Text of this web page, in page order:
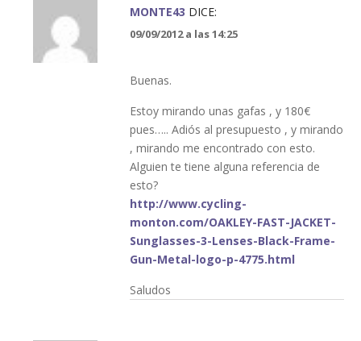
MONTE43 DICE:
09/09/2012 a las 14:25
Buenas.
Estoy mirando unas gafas , y 180€
pues….. Adiós al presupuesto , y mirando
, mirando me encontrado con esto.
Alguien te tiene alguna referencia de
esto?
http://www.cycling-
monton.com/OAKLEY-FAST-JACKET-
Sunglasses-3-Lenses-Black-Frame-
Gun-Metal-logo-p-4775.html
Saludos